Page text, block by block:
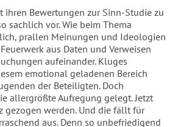
ihren Bewertungen zur Sinn-Studie zu
sachlich vor. Wie beim Thema
prallen Meinungen und Ideologien
aus Daten und Verweisen
aufeinander. Kluges
emotional geladenen Bereich
der Beteiligten. Doch
allergrößte Aufregung gelegt. Jetzt
gezogen werden. Und die fällt für
aus. Denn so unbefriedigend